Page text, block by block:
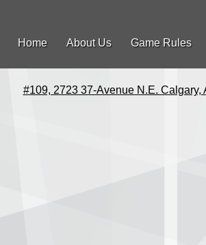
Home About Us Game Rules
#109, 2723 37-Avenue N.E.